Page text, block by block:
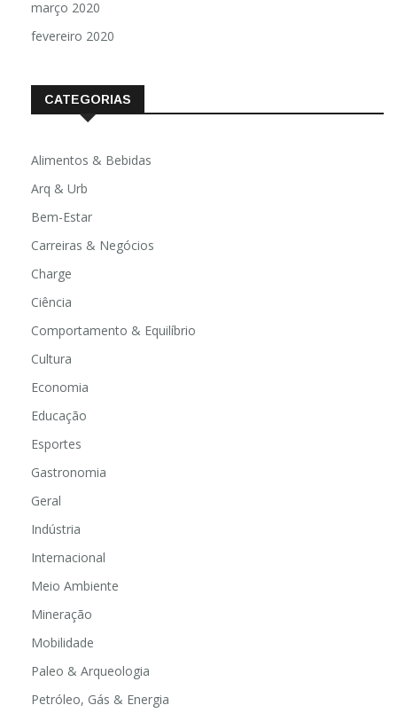
março 2020
fevereiro 2020
CATEGORIAS
Alimentos & Bebidas
Arq & Urb
Bem-Estar
Carreiras & Negócios
Charge
Ciência
Comportamento & Equilíbrio
Cultura
Economia
Educação
Esportes
Gastronomia
Geral
Indústria
Internacional
Meio Ambiente
Mineração
Mobilidade
Paleo & Arqueologia
Petróleo, Gás & Energia